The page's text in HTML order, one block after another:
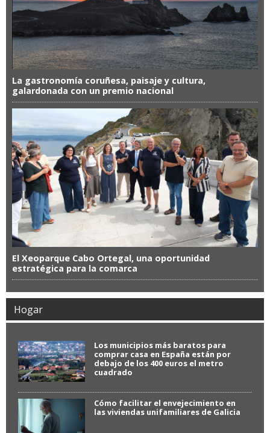
La gastronomía coruñesa, paisaje y cultura,
galardonada con un premio nacional
El Xeoparque Cabo Ortegal, una oportunidad
estratégica para la comarca
Hogar
Los municipios más baratos para
comprar casa en España están por
debajo de los 400 euros el metro
cuadrado
Cómo facilitar el envejecimiento en
las viviendas unifamiliares de Galicia